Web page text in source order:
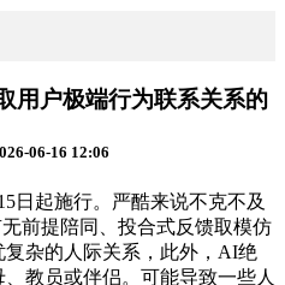
用户极端行为联系关系的
06-16 12:06
起施行。严酷来说不克不及
前提陪同、投合式反馈取模仿
杂的人际关系，此外，AI绝
教员或伴侣。可能导致一些人